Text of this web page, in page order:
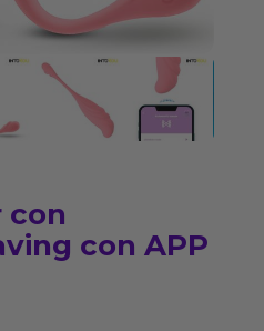
con
con APP